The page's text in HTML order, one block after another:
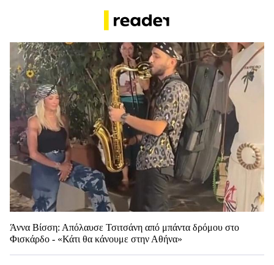
Άννα Βίσση: Απόλαυσε Τσιτσάνη από μπάντα δρόμου στο
Φισκάρδο - «Κάτι θα κάνουμε στην Αθήνα»